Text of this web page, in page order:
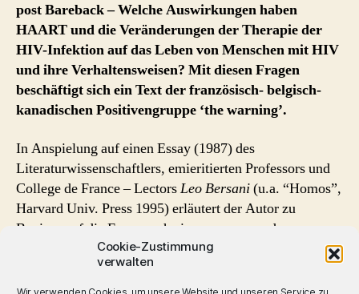
Cookie-Zustimmung
verwalten
kein
Grab
mehr”
–
warning
Gedanken
post
Bareback
post Bareback – Welche Auswirkungen haben
HAART und die Veränderungen der Therapie der
HIV-Infektion auf das Leben von Menschen mit HIV
und ihre Verhaltensweisen? Mit diesen Fragen
beschäftigt sich ein Text der französisch- belgisch-
kanadischen Positivengruppe ‘the warning’.
In Anspielung auf einen Essay (1987) des
Literaturwissenschaftlers, emieritierten Professors und
College de France – LectorsLeo Bersani(u.a. “Homos”,
Harvard Univ. Press 1995) erläutert der Autor zu
Beginn, auf die Frage nach einer queeren und
provokanten Definition des Begriffes post Bareback
würde er sagen, “das Rektum ist kein Grab mehr”: